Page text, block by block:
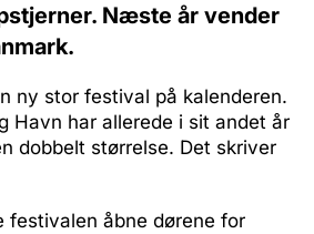
Næste år vender
ny stor festival på kalenderen.
Havn har allerede i sit andet år
dobbelt størrelse. Det skriver
festivalen åbne dørene for